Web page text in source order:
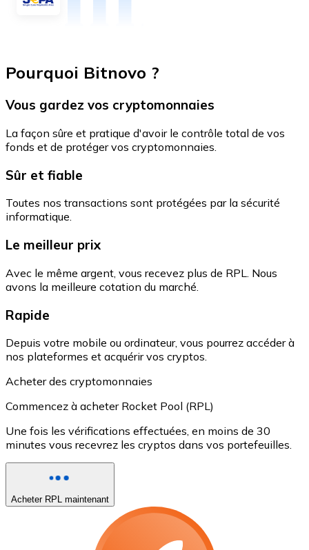
Pourquoi Bitnovo ?
Vous gardez vos cryptomonnaies
La façon sûre et pratique d'avoir le contrôle total de vos
fonds et de protéger vos cryptomonnaies.
Sûr et fiable
Toutes nos transactions sont protégées par la sécurité
informatique.
Le meilleur prix
Avec le même argent, vous recevez plus de RPL. Nous
avons la meilleure cotation du marché.
Rapide
Depuis votre mobile ou ordinateur, vous pourrez accéder à
nos plateformes et acquérir vos cryptos.
Acheter des cryptomonnaies
Commencez à acheter Rocket Pool (RPL)
Une fois les vérifications effectuées, en moins de 30
minutes vous recevrez les cryptos dans vos portefeuilles.
Acheter RPL maintenant